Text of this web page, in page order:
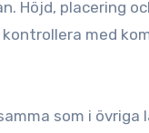
Höjd, placering
med
som i